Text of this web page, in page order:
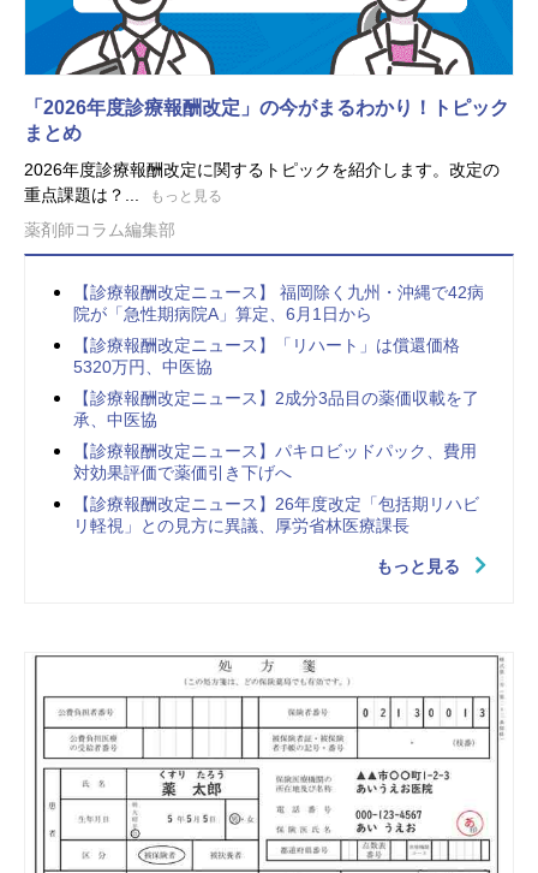
「2026年度診療報酬改定」の今がまるわかり！トピック
まとめ
2026年度診療報酬改定に関するトピックを紹介します。改定の
重点課題は？...
もっと見る
薬剤師コラム編集部
【診療報酬改定ニュース】 福岡除く九州・沖縄で42病
院が「急性期病院A」算定、6月1日から
【診療報酬改定ニュース】「リハート」は償還価格
5320万円、中医協
【診療報酬改定ニュース】2成分3品目の薬価収載を了
承、中医協
【診療報酬改定ニュース】パキロビッドパック、費用
対効果評価で薬価引き下げへ
【診療報酬改定ニュース】26年度改定「包括期リハビ
リ軽視」との見方に異議、厚労省林医療課長
もっと見る